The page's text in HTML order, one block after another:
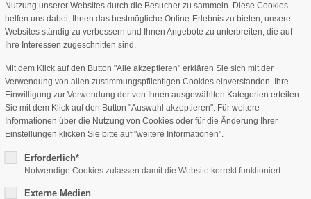
Nutzung unserer Websites durch die Besucher zu sammeln. Diese Cookies
helfen uns dabei, Ihnen das bestmögliche Online-Erlebnis zu bieten, unsere
Websites ständig zu verbessern und Ihnen Angebote zu unterbreiten, die auf
Ihre Interessen zugeschnitten sind.
Mit dem Klick auf den Button "Alle akzeptieren" erklären Sie sich mit der
Verwendung von allen zustimmungspflichtigen Cookies einverstanden. Ihre
Einwilligung zur Verwendung der von Ihnen ausgewählten Kategorien erteilen
Sie mit dem Klick auf den Button "Auswahl akzeptieren". Für weitere
Informationen über die Nutzung von Cookies oder für die Änderung Ihrer
Einstellungen klicken Sie bitte auf "weitere Informationen".
Erforderlich*
Notwendige Cookies zulassen damit die Website korrekt funktioniert
Externe Medien